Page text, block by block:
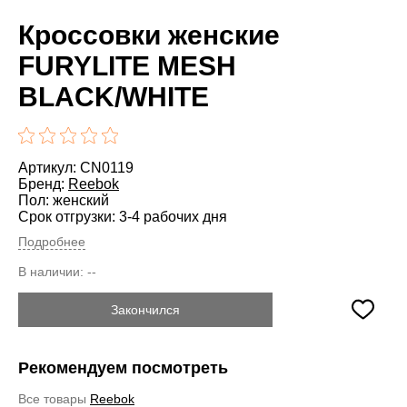
Кроссовки женские
FURYLITE MESH
BLACK/WHITE
Артикул: CN0119
Бренд: Reebok
Пол: женский
Срок отгрузки: 3-4 рабочих дня
Подробнее
В наличии: --
Закончился
Рекомендуем посмотреть
Все товары Reebok